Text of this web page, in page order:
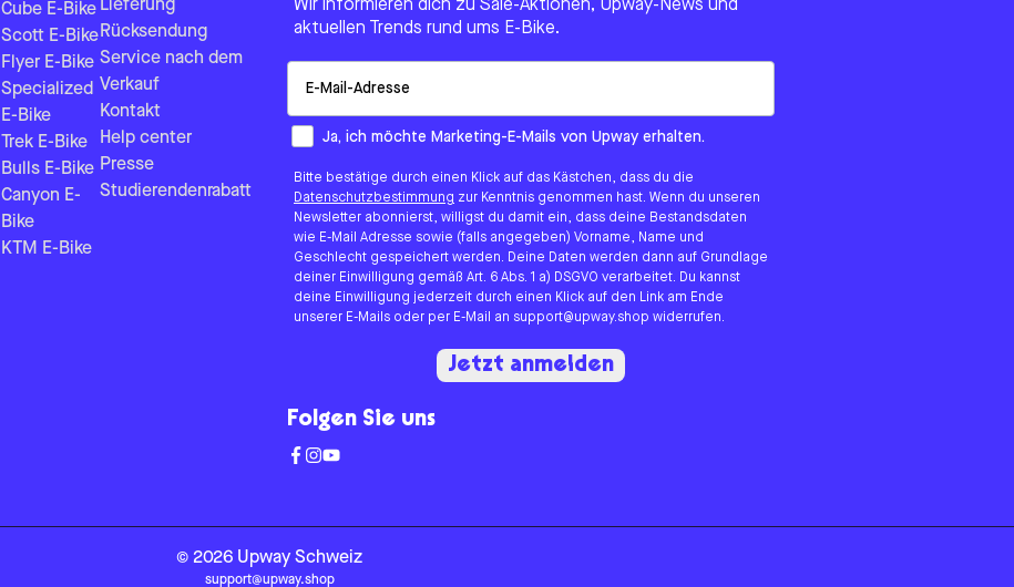
Cube E-Bike
Scott E-Bike
Flyer E-Bike
Specialized
E-Bike
Trek E-Bike
Bulls E-Bike
Canyon E-
Bike
KTM E-Bike
Lieferung
Rücksendung
Service nach dem
Verkauf
Kontakt
Help center
Presse
Studierendenrabatt
Wir informieren dich zu Sale-Aktionen, Upway-News und
aktuellen Trends rund ums E-Bike.
How would you like to hear from us?
Ja, ich möchte Marketing-E-Mails von Upway erhalten.
Bitte bestätige durch einen Klick auf das Kästchen, dass du die
Datenschutzbestimmung zur Kenntnis genommen hast. Wenn du unseren
Newsletter abonnierst, willigst du damit ein, dass deine Bestandsdaten
wie E-Mail Adresse sowie (falls angegeben) Vorname, Name und
Geschlecht gespeichert werden. Deine Daten werden dann auf Grundlage
deiner Einwilligung gemäß Art. 6 Abs. 1 a) DSGVO verarbeitet. Du kannst
deine Einwilligung jederzeit durch einen Klick auf den Link am Ende
unserer E-Mails oder per E-Mail an support@upway.shop widerrufen.
Jetzt anmelden
Folgen Sie uns
© 2026 Upway Schweiz
support@upway.shop